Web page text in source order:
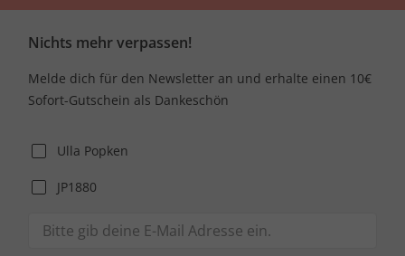
Nichts mehr verpassen!
Melde dich für den Newsletter an und erhalte einen 10€
Sofort-Gutschein als Dankeschön
Ulla Popken
JP1880